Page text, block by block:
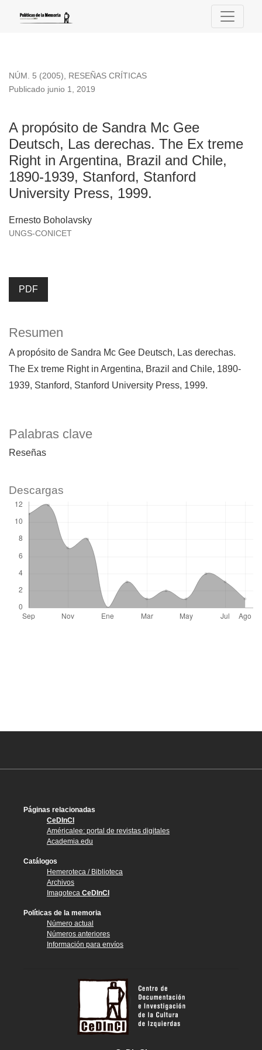
A propósito de Sandra Mc Gee Deutsch, Las derechas.
NÚM. 5 (2005), RESEÑAS CRÍTICAS
A propósito de Sandra Mc Gee
Deutsch, Las derechas. The Ex treme
Right in Argentina, Brazil and Chile,
1890-1939, Stanford, Stanford
University Press, 1999.
Publicado junio 1, 2019
Ernesto Boholavsky
UNGS-CONICET
PDF
Palabras clave
Reseñas
Resumen
A propósito de Sandra Mc Gee Deutsch, Las derechas.
The Ex treme Right in Argentina, Brazil and Chile, 1890-
1939, Stanford, Stanford University Press, 1999.
Descargas
Páginas relacionadas
CeDInCI
Américalee: portal de revistas digitales
Academia.edu
Catálogos
Hemeroteca / Biblioteca
Archivos
Imagoteca CeDInCI
Políticas de la memoria
Número actual
Números anteriores
Información para envíos